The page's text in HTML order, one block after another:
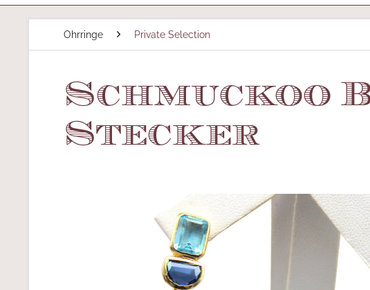
Ohrringe Private Selection
Schmuckoo
Stecker